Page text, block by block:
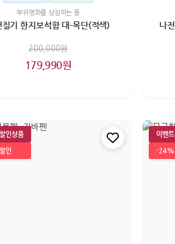
부귀영화를 상징하는 풍
칠기 한지보석함 대-목단(적색)
200,000원
179,990원
나
인상품
인
이벤
-24%